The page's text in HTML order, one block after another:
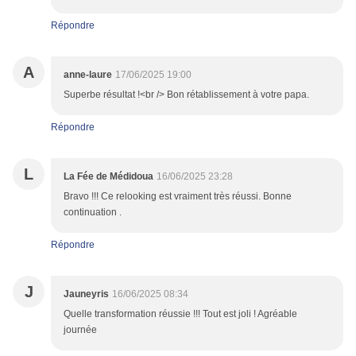
Répondre
A anne-laure 17/06/2025 19:00
Superbe résultat !<br /> Bon rétablissement à votre papa.
Répondre
L La Fée de Médidoua 16/06/2025 23:28
Bravo !!! Ce relooking est vraiment très réussi. Bonne
continuation .
Répondre
J Jauneyris 16/06/2025 08:34
Quelle transformation réussie !!! Tout est joli ! Agréable
journée